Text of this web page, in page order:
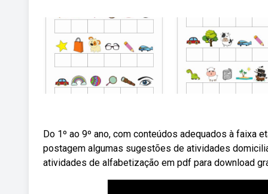
Do 1º ao 9º ano, com conteúdos adequados à faixa
postagem algumas sugestões de atividades
atividades de alfabetização em pdf para download